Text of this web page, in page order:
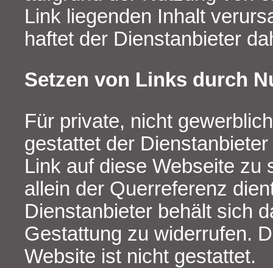
Link liegenden Inhalt
haftet der Dienstanbieter
Setzen von Links durch
Für private, nicht
gestattet der
Link auf diese Webseite zu
allein der Querreferenz
Dienstanbieter behält sich
Gestattung zu widerrufen.
Website ist nicht gestattet.